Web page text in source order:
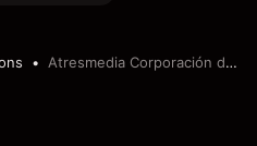
Atresmedia Corporación de Medios de Comunicación, S.A.